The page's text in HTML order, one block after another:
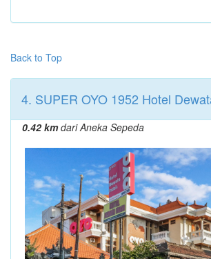
Back to Top
4. SUPER OYO 1952 Hotel
0.42 kmdari Aneka Sepeda